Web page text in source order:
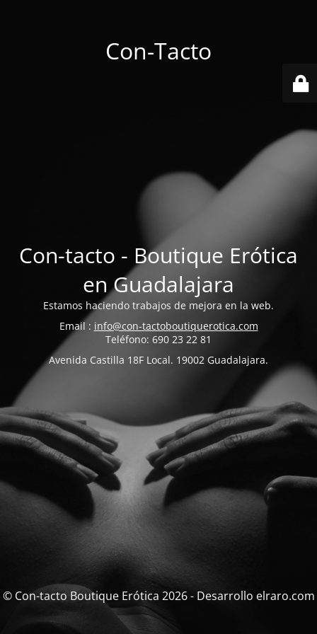
Con-Tacto
Con-tacto - Boutique Erótica
en Guadalajara
Estamos haciendo trabajos de mejora en la web.
Email : info@con-tactoboutiquerotica.com
Teléfono: 690 23 22 81
Avenida Castilla 18F Local. 19002 Guadalajara.
© Con-tacto Boutique Erótica 2026 - Desarrollo elraro.com